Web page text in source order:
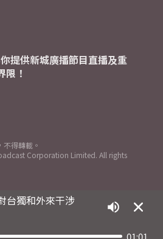
台獨和外來干涉
01:01
提供新城廣播節目直播及重
限！
得轉載。
Corporation Limited. All rights